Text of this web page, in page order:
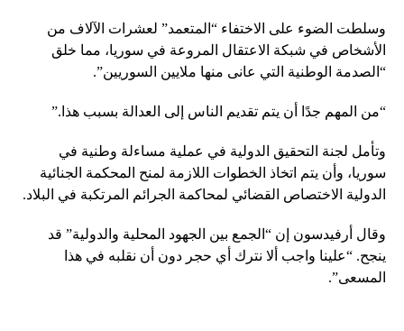
وسلطت الضوء على الاختفاء “المتعمد” لعشرات الآلاف من
الأشخاص في شبكة الاعتقال المروعة في سوريا، مما خلق
“الصدمة الوطنية التي عانى منها ملايين السوريين”.
“من المهم جدًا أن يتم تقديم الناس إلى العدالة بسبب هذا.”
وتأمل لجنة التحقيق الدولية في عملية مساءلة وطنية في
سوريا، وأن يتم اتخاذ الخطوات اللازمة لمنح المحكمة الجنائية
الدولية الاختصاص القضائي لمحاكمة الجرائم المرتكبة في البلاد.
وقال أرفيدسون إن “الجمع بين الجهود المحلية والدولية” قد
ينجح. “علينا واجب ألا نترك أي حجر دون أن نقلبه في هذا
المسعى”.